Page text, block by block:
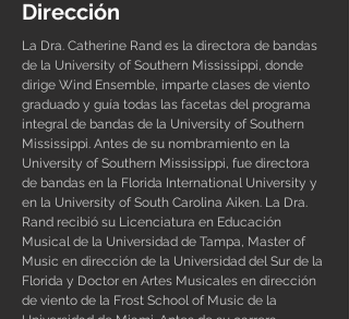
La Dra. Catherine Rand es la directora de bandas
de la University of Southern Mississippi, donde
dirige Wind Ensemble, imparte clases de viento
graduado y guía todas las facetas del programa
integral de bandas de la University of Southern
Mississippi. Antes de su nombramiento en la
University of Southern Mississippi, fue directora
de bandas en la Florida International University y
en la University of South Carolina Aiken. La Dra.
Rand recibió su Licenciatura en Educación
Musical de la Universidad de Tampa, Master of
Music en dirección de la Universidad del Sur de la
Florida y Doctor en Artes Musicales en dirección
de viento de la Frost School of Music de la
Dirección